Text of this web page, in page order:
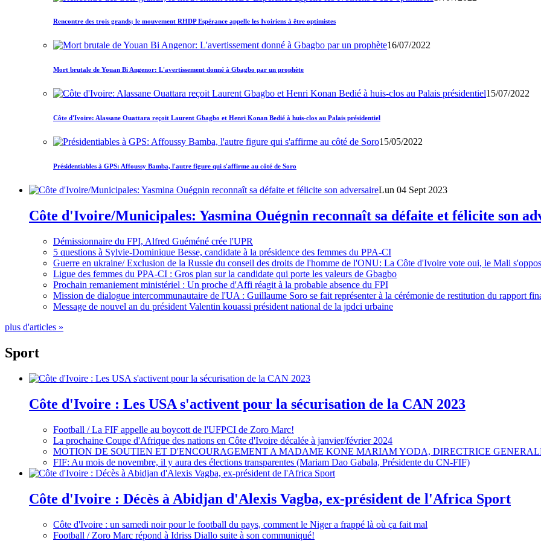
Rencontre des trois grands; le mouvement RHDP Espérance appelle les Ivoiriens à être optimistes
16/07/2022
Mort brutale de Youan Bi Angenor: L'avertissement donné à Gbagbo par un prophète
15/07/2022
Côte d'Ivoire: Alassane Ouattara reçoit Laurent Gbagbo et Henri Konan Bedié à huis-clos au Palais présidentiel
15/05/2022
Présidentiables à GPS: Affoussy Bamba, l'autre figure qui s'affirme au côté de Soro
Lun 04 Sept 2023
Côte d'Ivoire/Municipales: Yasmina Ouégnin reconnaît sa défaite et félicite son
Démissionnaire du FPI, Alfred Guéméné crée l'UPR
5 questions à Sylvie-Dominique Besse, candidate à la présidence des femmes du PPA-CI
Guerre en ukraine/ Exclusion de la Russie du conseil des droits de l'homme de l'ONU: La Côte d'Ivoire vote oui, le Mali
Ligue des femmes du PPA-CI : Gros plan sur la candidate qui porte les valeurs de Gbagbo
Prochain remaniement ministériel : Un proche d'Affi réagit à la probable absence du FPI
Mission de dialogue intercommunautaire de l'UA : Guillaume Soro se fait représenter à la cérémonie de restitution du rapport
Message de nouvel an du président Valentin kouassi président national de la jpdci urbaine
plus d'articles »
Sport
Côte d'Ivoire : Les USA s'activent pour la sécurisation de la CAN 2023
Football / La FIF appelle au boycott de l'UFPCI de Zoro Marc!
La prochaine Coupe d'Afrique des nations en Côte d'Ivoire décalée à janvier/février 2024
MOTION DE SOUTIEN ET D'ENCOURAGEMENT A MADAME KONE MARIAM YODA, DIRECTRICE
FIF: Au mois de novembre, il y aura des élections transparentes (Mariam Dao Gabala, Présidente du CN-FIF)
Côte d'Ivoire : Décès à Abidjan d'Alexis Vagba, ex-président de l'Africa Sport
Côte d'Ivoire : un samedi noir pour le football du pays, comment le Niger a frappé là où ça fait mal
Football / Zoro Marc répond à Idriss Diallo suite à son communiqué!